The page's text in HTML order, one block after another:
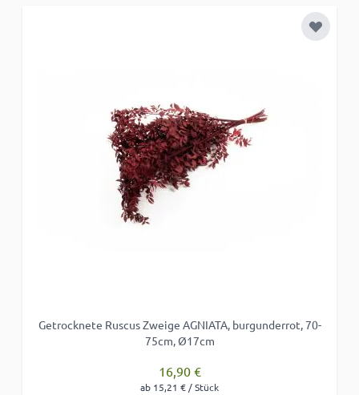
Zur
Getrocknete Ruscus Zweige AGNIATA, burgunderrot, 70-
75cm, Ø17cm
16,90 €
ab 15,21 € / Stück